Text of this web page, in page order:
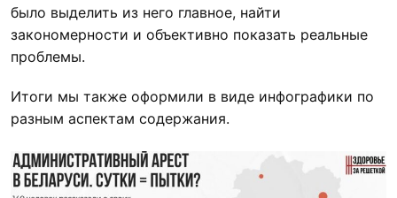
было выделить из него главное, найти
закономерности и объективно показать реальные
проблемы.
Итоги мы также оформили в виде инфографики по
разным аспектам содержания.